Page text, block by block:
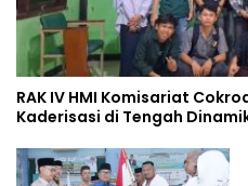
RAK IV HMI Komisariat
Kaderisasi di Tengah